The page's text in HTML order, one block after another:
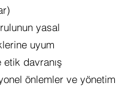
yasal
uyum
etik davranış
önlemler ve yönetim